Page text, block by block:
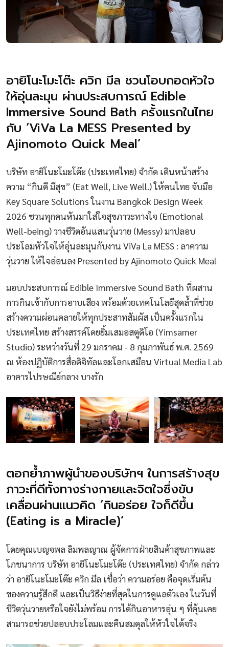
อายิโนะโมะโต๊ะ ควิก มีล ชวนโอบกอดหัวใจ
ให้อุ่นละมุน ผ่านประสบการณ์ Edible
Immersive Sound Bath ครั้งแรกในไทย
กับ ‘ViVa La MESS Presented by
Ajinomoto Quick Meal’
บริษัท อายิโนะโมะโต๊ะ (ประเทศไทย) จำกัด เดินหน้าสร้าง
ความ “กินดี มีสุข” (Eat Well, Live Well.) ให้คนไทย จับมือ
Key Square Solutions ในงาน Bangkok Design Week
2026 ชวนทุกคนหันมาใส่ใจสุขภาวะทางใจ (Emotional
Well-being) วางชีวิตอันแสนวุ่นวาย (Messy) มาปลอบ
ประโลมหัวใจให้อุ่นละมุนกับงาน ViVa La MESS : ลาความ
วุ่นวาย ให้ใจอ่อนลง Presented by Ajinomoto Quick Meal
มอบประสบการณ์ Edible Immersive Sound Bath ที่ผสาน
การกินเข้ากับการอาบเสียง พร้อมด้วยเทคโนโลยีสุดล้ำที่ช่วย
สร้างความผ่อนคลายให้ทุกประสาทสัมผัส เป็นครั้งแรกใน
ประเทศไทย สร้างสรรค์โดยยิ้มเสมอสตูดิโอ (Yimsamer
Studio) ระหว่างวันที่ 29 มกราคม - 8 กุมภาพันธ์ พ.ศ. 2569
ณ ห้องปฏิบัติการสื่อดิจิทัลและโลกเสมือน Virtual Media Lab
อาคารไปรษณีย์กลาง บางรัก
ตอกย้ำภาพผู้นำของบริษัทฯ ในการสร้างสุข
ภาวะที่ดีทั้งทางร่างกายและจิตใจซึ่งขับ
เคลื่อนผ่านแนวคิด ‘กินอร่อย ใจก็ดีขึ้น
(Eating is a Miracle)’
โดยคุณเบญจพล ลิมพลญาณ ผู้จัดการฝ่ายสินค้าสุขภาพและ
โภชนาการ บริษัท อายิโนะโมะโต๊ะ (ประเทศไทย) จำกัด กล่าว
ว่า อายิโนะโมะโต๊ะ ควิก มีล เชื่อว่า ความอร่อย คือจุดเริ่มต้น
ของความรู้สึกดี และเป็นวิธีง่ายที่สุดในการดูแลตัวเอง ในวันที่
ชีวิตวุ่นวายหรือใจยังไม่พร้อม การได้กินอาหารอุ่น ๆ ที่คุ้นเคย
สามารถช่วยปลอบประโลมและคืนสมดุลให้หัวใจได้จริง